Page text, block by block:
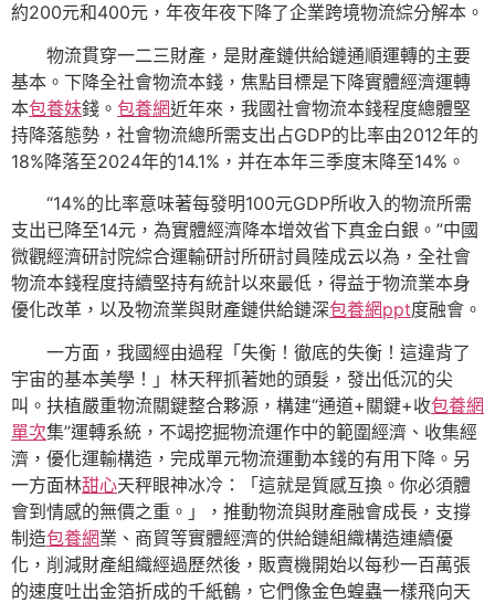
約200元和400元，年夜年夜下降了企業跨境物流綜分解本。
物流貫穿一二三財產，是財產鏈供給鏈通順運轉的主要
基本。下降全社會物流本錢，焦點目標是下降實體經濟運轉
本包養妹錢。 包養網近年來，我國社會物流本錢程度總體堅
持降落態勢，社會物流總所需支出占GDP的比率由2012年的
18%降落至2024年的14.1%，并在本年三季度末降至14%。
“14%的比率意味著每發明100元GDP所收入的物流所需
支出已降至14元，為實體經濟降本增效省下真金白銀。”中國
微觀經濟研討院綜合運輸研討所研討員陸成云以為，全社會
物流本錢程度持續堅持有統計以來最低，得益于物流業本身
優化改革，以及物流業與財產鏈供給鏈深包養網ppt度融會。
一方面，我國經由過程「失衡！徹底的失衡！這違背了
宇宙的基本美學！」林天秤抓著她的頭髮，發出低沉的尖
叫。扶植嚴重物流關鍵整合夥源，構建“通道+關鍵+收包養網
單次集”運轉系統，不竭挖掘物流運作中的範圍經濟、收集經
濟，優化運輸構造，完成單元物流運動本錢的有用下降。另
一方面林甜心天秤眼神冰冷：「這就是質感互換。你必須體
會到情感的無價之重。」，推動物流與財產融會成長，支撐
制造包養網業、商貿等實體經濟的供給鏈組織構造連續優
化，削減財產組織經過歷然後，販賣機開始以每秒一百萬張
的速度吐出金箔折成的千紙鶴，它們像金色蝗蟲一樣飛向天